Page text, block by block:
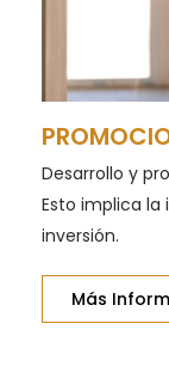
Desarrollo y
Esto implica
inversión.
Más